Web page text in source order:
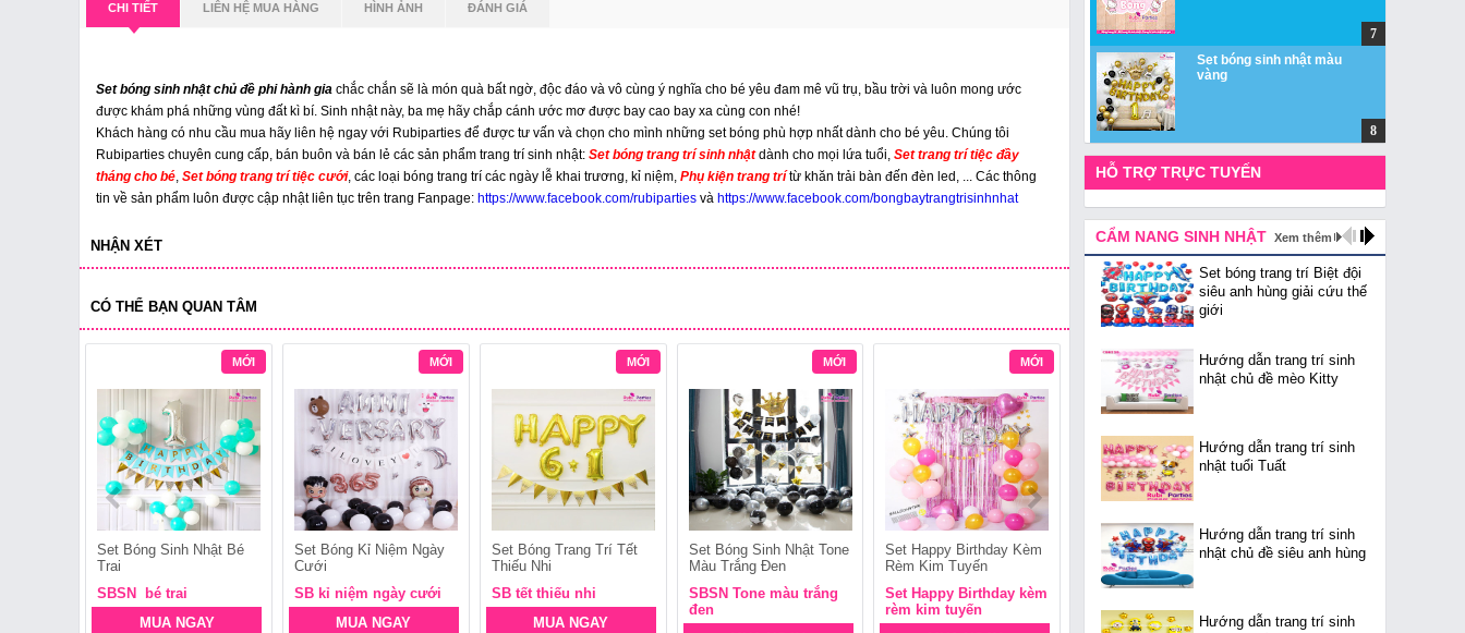
CHI TIẾT LIÊN HỆ MUA HÀNG HÌNH ẢNH ĐÁNH GIÁ
Set bóng sinh nhật chủ đề phi hành gia chắc chắn sẽ là món quà bất ngờ, độc đáo và vô cùng ý nghĩa cho bé yêu đam mê vũ trụ, bầu trời và luôn mong ước
được khám phá những vùng đất kì bí. Sinh nhật này, ba mẹ hãy chắp cánh ước mơ được bay cao bay xa cùng con nhé!
Khách hàng có nhu cầu mua hãy liên hệ ngay với Rubiparties để được tư vấn và chọn cho mình những set bóng phù hợp nhất dành cho bé yêu. Chúng tôi
Rubiparties chuyên cung cấp, bán buôn và bán lẻ các sản phẩm trang trí sinh nhật: Set bóng trang trí sinh nhậtdành cho mọi lứa tuổi, Set trang trí tiệc đầy
tháng cho bé, Set bóng trang trí tiệc cưới, các loại bóng trang trí các ngày lễ khai trương, kỉ niệm, Phụ kiện trang trítừ khăn trải bàn đến đèn led, ... Các thông
tin về sản phẩm luôn được cập nhật liên tục trên trang Fanpage: https://www.facebook.com/rubiparties và https://www.facebook.com/bongbaytrangtrisinhnhat
NHẬN XÉT
CÓ THỂ BẠN QUAN TÂM
MỚI
Set Bóng Sinh Nhật Bé
Trai
SBSN bé trai
MUA NGAY
MỚI
Set Bóng Kỉ Niệm Ngày
Cưới
SB kỉ niệm ngày cưới
MUA NGAY
MỚI
Set Bóng Trang Trí Tết
Thiếu Nhi
SB tết thiếu nhi
MUA NGAY
MỚI
Set Bóng Sinh Nhật Tone
Màu Trắng Đen
SBSN Tone màu trắng
đen
MỚI
Set Happy Birthday Kèm
Rèm Kim Tuyến
Set Happy Birthday kèm
rèm kim tuyến
MỚI
Set Bóng Sinh Nhật Chủ
Đề Khủng Long
SBSNCĐ khủng long
MUA NGAY
Set Bóng Hoa Cúc Vàng
MUA NGAY
Set bóng sinh nhật màu
vàng
HỖ TRỢ TRỰC TUYẾN
CẨM NANG SINH NHẬT Xem thêm
Set bóng trang trí Biệt đội
siêu anh hùng giải cứu thế
giới
Hướng dẫn trang trí sinh
nhật chủ đề mèo Kitty
Hướng dẫn trang trí sinh
nhật tuổi Tuất
Hướng dẫn trang trí sinh
nhật chủ đề siêu anh hùng
Hướng dẫn trang trí sinh